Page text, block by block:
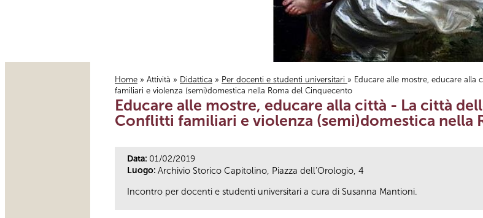
Tu sei qui
Home » Attività » Didattica » Per docenti e studenti universitari » Educare alle mostre, educare alla
familiari e violenza (semi)domestica nella Roma del Cinquecento
Educare alle mostre, educare alla città - La città
Conflitti familiari e violenza (semi)domestica nella
Data: 01/02/2019
Luogo: Archivio Storico Capitolino, Piazza dell’Orologio, 4
Incontro per docenti e studenti universitari a cura di Susanna Mantioni.